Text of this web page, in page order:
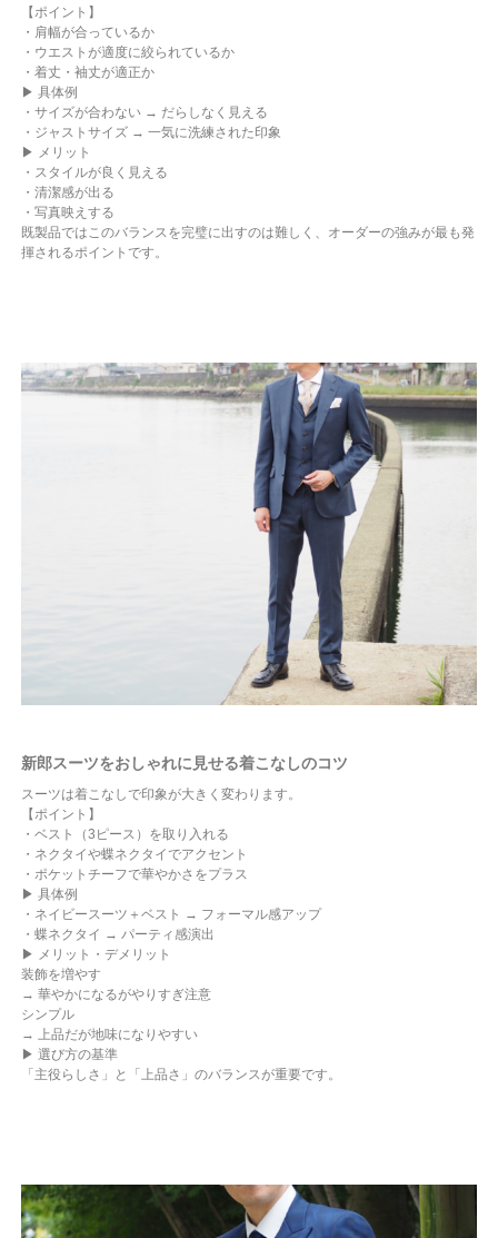
【ポイント】
・肩幅が合っているか
・ウエストが適度に絞られているか
・着丈・袖丈が適正か
▶ 具体例
・サイズが合わない → だらしなく見える
・ジャストサイズ → 一気に洗練された印象
▶ メリット
・スタイルが良く見える
・清潔感が出る
・写真映えする
既製品ではこのバランスを完璧に出すのは難しく、オーダーの強みが最も発
揮されるポイントです。
新郎スーツをおしゃれに見せる着こなしのコツ
スーツは着こなしで印象が大きく変わります。
【ポイント】
・ベスト（3ピース）を取り入れる
・ネクタイや蝶ネクタイでアクセント
・ポケットチーフで華やかさをプラス
▶ 具体例
・ネイビースーツ＋ベスト → フォーマル感アップ
・蝶ネクタイ → パーティ感演出
▶ メリット・デメリット
装飾を増やす
→ 華やかになるがやりすぎ注意
シンプル
→ 上品だが地味になりやすい
▶ 選び方の基準
「主役らしさ」と「上品さ」のバランスが重要です。